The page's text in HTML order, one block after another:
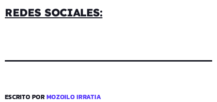
REDES SOCIALES:
ESCRITO PORMOZOILO IRRATIA